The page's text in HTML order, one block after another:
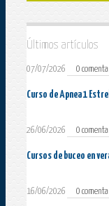
Últimos artículos
07/07/2026 0
Curso de Apnea 1
26/06/2026 0
Cursos de buceo en
16/06/2026 0